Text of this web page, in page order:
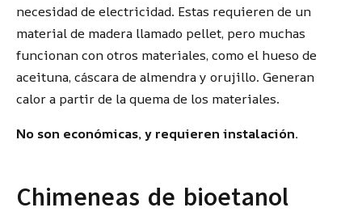
necesidad de electricidad. Estas requieren de un
material de madera llamado pellet, pero muchas
funcionan con otros materiales, como el hueso de
aceituna, cáscara de almendra y orujillo. Generan
calor a partir de la quema de los materiales.
No son económicas, y requieren instalación.
Chimeneas de bioetanol